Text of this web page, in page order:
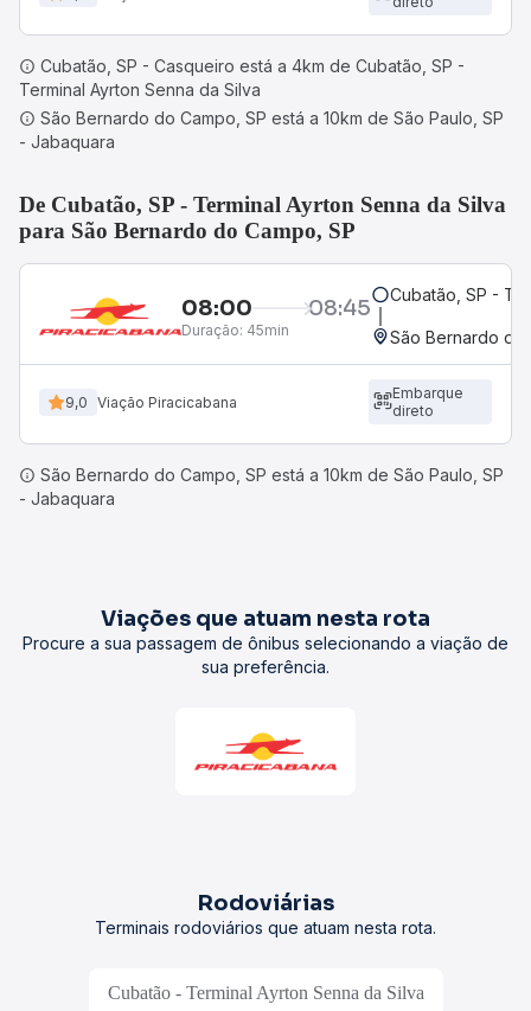
Cubatão, SP - Casqueiro está a 4km de Cubatão, SP -
Terminal Ayrton Senna da Silva
São Bernardo do Campo, SP está a 10km de São Paulo, SP
- Jabaquara
De Cubatão, SP - Terminal Ayrton Senna da Silva
para São Bernardo do Campo, SP
08:00 08:45
Duração: 45min
Cubatão, SP -
São Bernardo do
9,0 Viação Piracicabana
Embarque
direto
São Bernardo do Campo, SP está a 10km de São Paulo, SP
- Jabaquara
Viações que atuam nesta rota
Procure a sua passagem de ônibus selecionando a viação de
sua preferência.
Rodoviárias
Terminais rodoviários que atuam nesta rota.
Cubatão - Terminal Ayrton Senna da Silva